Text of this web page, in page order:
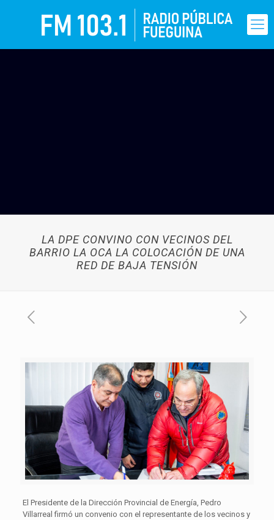
LA DPE CONVINO CON VECINOS DEL
BARRIO LA OCA LA COLOCACIÓN DE UNA
RED DE BAJA TENSIÓN
El Presidente de la Dirección Provincial de Energía, Pedro
Villarreal firmó un convenio con el representante de los vecinos y